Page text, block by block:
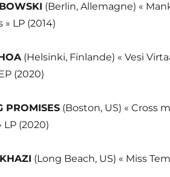
(Berlin, Allemagne) «
» LP (2014)
(Helsinki, Finlande) « Vesi
(2020)
PROMISES(Boston, US) « Cross
LP (2020)
(Long Beach, US) « Miss